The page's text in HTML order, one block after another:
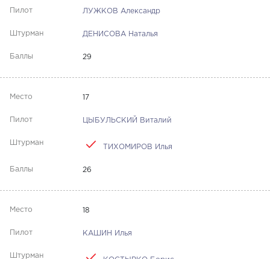
ЛУЖКОВ Александр
ДЕНИСОВА Наталья
29
17
ЦЫБУЛЬСКИЙ Виталий
ТИХОМИРОВ Илья
26
18
КАШИН Илья